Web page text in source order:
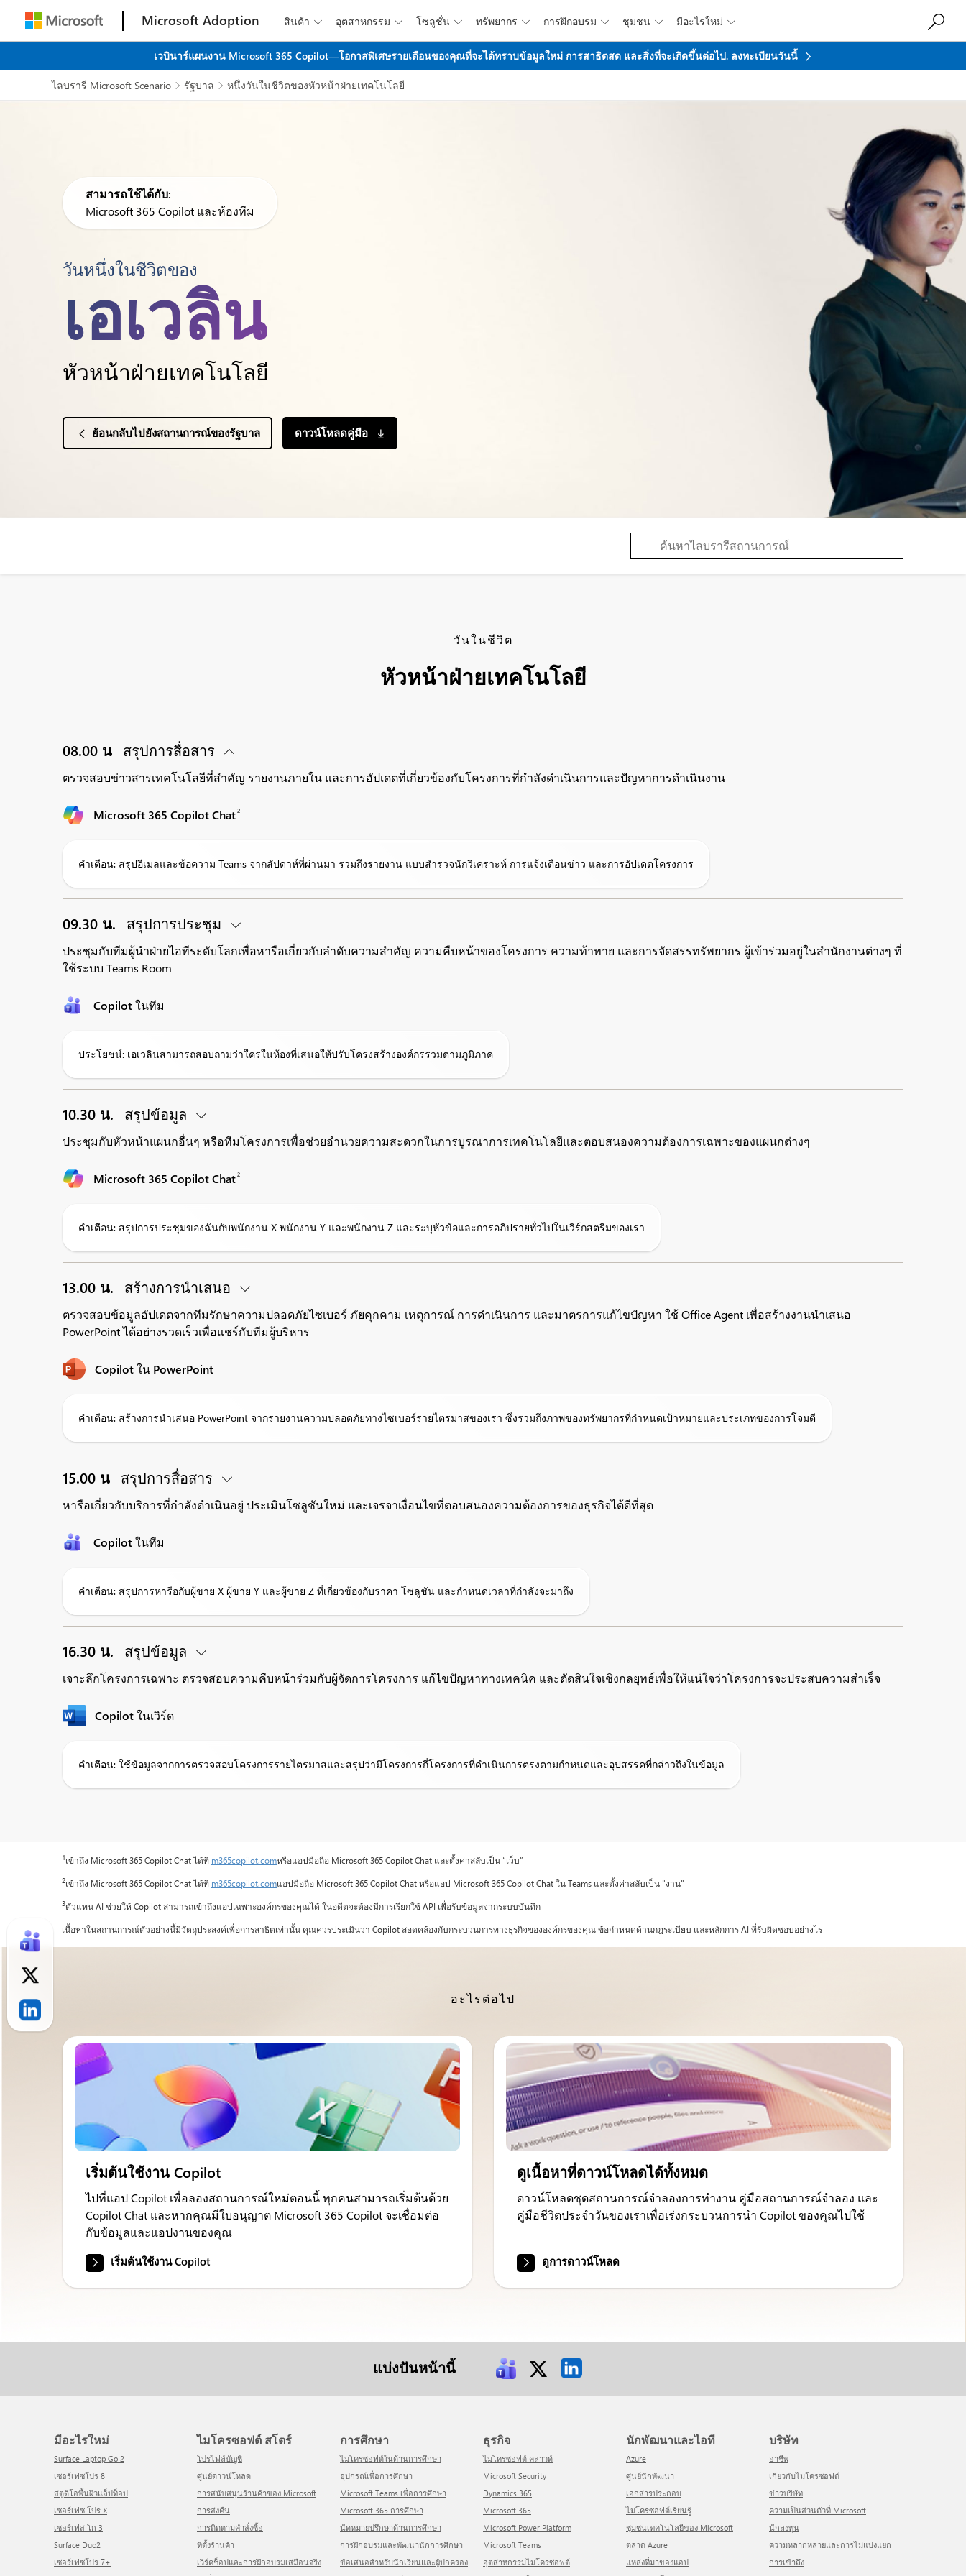
Microsoft Adoption สินค้า  อุตสาหกรรม  โซลูชั่น  ทรัพยากร  การฝึกอบรม  ชุมชน  มีอะไรใหม่ 
เวบินาร์แผนงาน Microsoft 365 Copilot—โอกาสพิเศษรายเดือนของคุณที่จะได้ทราบข้อมูลใหม่ การสาธิตสด และสิ่งที่จะเกิดขึ้นต่อไป. ลงทะเบียนวันนี้
ไลบรารี Microsoft Scenario  รัฐบาล  หนึ่งวันในชีวิตของหัวหน้าฝ่ายเทคโนโลยี
สามารถใช้ได้กับ:
Microsoft 365 Copilot และห้องทีม
วันหนึ่งในชีวิตของ
เอเวลิน
หัวหน้าฝ่ายเทคโนโลยี
ย้อนกลับไปยังสถานการณ์ของรัฐบาล ดาวน์โหลดคู่มือ
วันในชีวิต
หัวหน้าฝ่ายเทคโนโลยี
08.00 น สรุปการสื่อสาร
ตรวจสอบข่าวสารเทคโนโลยีที่สำคัญ รายงานภายใน และการอัปเดตที่เกี่ยวข้องกับโครงการที่กำลังดำเนินการและปัญหาการดำเนินงาน
Microsoft 365 Copilot Chat2
คำเตือน: สรุปอีเมลและข้อความ Teams จากสัปดาห์ที่ผ่านมา รวมถึงรายงาน แบบสำรวจนักวิเคราะห์ การแจ้งเตือนข่าว และการอัปเดตโครงการ
09.30 น. สรุปการประชุม
ประชุมกับทีมผู้นำฝ่ายไอทีระดับโลกเพื่อหารือเกี่ยวกับลำดับความสำคัญ ความคืบหน้าของโครงการ ความท้าทาย และการจัดสรรทรัพยากร ผู้เข้าร่วมอยู่ในสำนักงานต่างๆ ที่
ใช้ระบบ Teams Room
Copilot ในทีม
ประโยชน์: เอเวลินสามารถสอบถามว่าใครในห้องที่เสนอให้ปรับโครงสร้างองค์กรรวมตามภูมิภาค
10.30 น. สรุปข้อมูล
ประชุมกับหัวหน้าแผนกอื่นๆ หรือทีมโครงการเพื่อช่วยอำนวยความสะดวกในการบูรณาการเทคโนโลยีและตอบสนองความต้องการเฉพาะของแผนกต่างๆ
Microsoft 365 Copilot Chat2
คำเตือน: สรุปการประชุมของฉันกับพนักงาน X พนักงาน Y และพนักงาน Z และระบุหัวข้อและการอภิปรายทั่วไปในเวิร์กสตรีมของเรา
13.00 น. สร้างการนำเสนอ
ตรวจสอบข้อมูลอัปเดตจากทีมรักษาความปลอดภัยไซเบอร์ ภัยคุกคาม เหตุการณ์ การดำเนินการ และมาตรการแก้ไขปัญหา ใช้ Office Agent เพื่อสร้างงานนำเสนอ
PowerPoint ได้อย่างรวดเร็วเพื่อแชร์กับทีมผู้บริหาร
Copilot ใน PowerPoint
คำเตือน: สร้างการนำเสนอ PowerPoint จากรายงานความปลอดภัยทางไซเบอร์รายไตรมาสของเรา ซึ่งรวมถึงภาพของทรัพยากรที่กำหนดเป้าหมายและประเภทของการโจมตี
15.00 น สรุปการสื่อสาร
หารือเกี่ยวกับบริการที่กำลังดำเนินอยู่ ประเมินโซลูชันใหม่ และเจรจาเงื่อนไขที่ตอบสนองความต้องการของธุรกิจได้ดีที่สุด
Copilot ในทีม
คำเตือน: สรุปการหารือกับผู้ขาย X ผู้ขาย Y และผู้ขาย Z ที่เกี่ยวข้องกับราคา โซลูชัน และกำหนดเวลาที่กำลังจะมาถึง
16.30 น. สรุปข้อมูล
เจาะลึกโครงการเฉพาะ ตรวจสอบความคืบหน้าร่วมกับผู้จัดการโครงการ แก้ไขปัญหาทางเทคนิค และตัดสินใจเชิงกลยุทธ์เพื่อให้แน่ใจว่าโครงการจะประสบความสำเร็จ
Copilot ในเวิร์ด
คำเตือน: ใช้ข้อมูลจากการตรวจสอบโครงการรายไตรมาสและสรุปว่ามีโครงการกี่โครงการที่ดำเนินการตรงตามกำหนดและอุปสรรคที่กล่าวถึงในข้อมูล
1เข้าถึง Microsoft 365 Copilot Chat ได้ที่ m365copilot.comหรือแอปมือถือ Microsoft 365 Copilot Chat และตั้งค่าสลับเป็น “เว็บ”
2เข้าถึง Microsoft 365 Copilot Chat ได้ที่ m365copilot.comแอปมือถือ Microsoft 365 Copilot Chat หรือแอป Microsoft 365 Copilot Chat ใน Teams และตั้งค่าสลับเป็น "งาน"
3ตัวแทน AI ช่วยให้ Copilot สามารถเข้าถึงแอปเฉพาะองค์กรของคุณได้ ในอดีตจะต้องมีการเรียกใช้ API เพื่อรับข้อมูลจากระบบบันทึก
เนื้อหาในสถานการณ์ตัวอย่างนี้มีวัตถุประสงค์เพื่อการสาธิตเท่านั้น คุณควรประเมินว่า Copilot สอดคล้องกับกระบวนการทางธุรกิจขององค์กรของคุณ ข้อกำหนดด้านกฎระเบียบ และหลักการ AI ที่รับผิดชอบอย่างไร
อะไรต่อไป
เริ่มต้นใช้งาน Copilot
ไปที่แอป Copilot เพื่อลองสถานการณ์ใหม่ตอนนี้ ทุกคนสามารถเริ่มต้นด้วย
Copilot Chat และหากคุณมีใบอนุญาต Microsoft 365 Copilot จะเชื่อมต่อ
กับข้อมูลและแอปงานของคุณ
เริ่มต้นใช้งาน Copilot
ดูเนื้อหาที่ดาวน์โหลดได้ทั้งหมด
ดาวน์โหลดชุดสถานการณ์จำลองการทำงาน คู่มือสถานการณ์จำลอง และ
คู่มือชีวิตประจำวันของเราเพื่อเร่งกระบวนการนำ Copilot ของคุณไปใช้
ดูการดาวน์โหลด
แบ่งปันหน้านี้
มีอะไรใหม่
Surface Laptop Go 2
เซอร์เฟซโปร 8
สตูดิโอพื้นผิวแล็ปท็อป
เซอร์เฟซ โปร X
เซอร์เฟส โก 3
Surface Duo2
เซอร์เฟซโปร 7+
ไมโครซอฟต์ สโตร์
โปรไฟล์บัญชี
ศูนย์ดาวน์โหลด
การสนับสนุนร้านค้าของ Microsoft
การส่งคืน
การติดตามคำสั่งซื้อ
ที่ตั้งร้านค้า
เวิร์คช็อปและการฝึกอบรมเสมือนจริง
การศึกษา
ไมโครซอฟต์ในด้านการศึกษา
อุปกรณ์เพื่อการศึกษา
Microsoft Teams เพื่อการศึกษา
Microsoft 365 การศึกษา
นัดหมายปรึกษาด้านการศึกษา
การฝึกอบรมและพัฒนานักการศึกษา
ข้อเสนอสำหรับนักเรียนและผู้ปกครอง
ธุรกิจ
ไมโครซอฟต์ คลาวด์
Microsoft Security
Dynamics 365
Microsoft 365
Microsoft Power Platform
Microsoft Teams
อุตสาหกรรมไมโครซอฟต์
นักพัฒนาและไอที
Azure
ศูนย์นักพัฒนา
เอกสารประกอบ
ไมโครซอฟต์เรียนรู้
ชุมชนเทคโนโลยีของ Microsoft
ตลาด Azure
แหล่งที่มาของแอป
บริษัท
อาชีพ
เกี่ยวกับไมโครซอฟต์
ข่าวบริษัท
ความเป็นส่วนตัวที่ Microsoft
นักลงทุน
ความหลากหลายและการไม่แบ่งแยก
การเข้าถึง